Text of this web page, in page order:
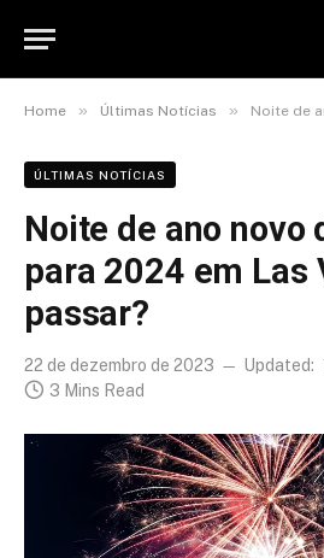
Home » Últimas Notícias » Noite de ano novo
ÚLTIMAS NOTÍCIAS
Noite de ano novo
para 2024 em Las
passar?
22 de dezembro de 2023 Updated:
3 Mins Read